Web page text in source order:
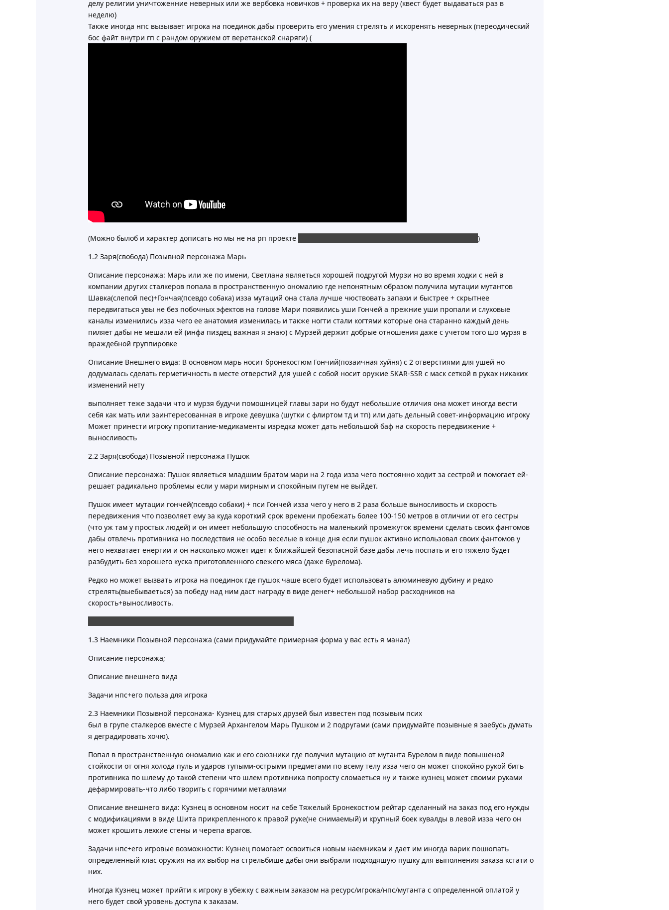
делу религии уничтоженние неверных или же вербовка новичков + проверка их на веру (квест будет выдаваться раз в
неделю)
Также иногда нпс вызывает игрока на поединок дабы проверить его умения стрелять и искоренять неверных (переодический
бос файт внутри гп с рандом оружием от веретанской снаряги) (
(Можно былоб и характер дописать но мы не на рп проекте
)
1.2 Заря(свобода) Позывной персонажа Марь
Описание персонажа: Марь или же по имени, Светлана являеться хорошей подругой Мурзи но во время ходки с ней в
компании других сталкеров попала в пространственную ономалию где непонятным образом получила мутации мутантов
Шавка(слепой пес)+Гончая(псевдо собака) изза мутаций она стала лучше чюствовать запахи и быстрее + скрытнее
передвигаться увы не без побочных эфектов на голове Мари появились уши Гончей а прежние уши пропали и слуховые
каналы изменились изза чего ее анатомия изменилась и также ногти стали когтями которые она старанно каждый день
пиляет дабы не мешали ей (инфа пиздец важная я знаю) с Мурзей держит добрые отношения даже с учетом того шо мурзя в
враждебной группировке
Описание Внешнего вида: В основном марь носит бронекостюм Гончий(позаичная хуйня) с 2 отверстиями для ушей но
додумалась сделать герметичность в месте отверстий для ушей с собой носит оружие SKAR-SSR с маск сеткой в руках никаких
изменений нету
выполняет теже задачи что и мурзя будучи помошницей главы зари но будут небольшие отличия она может иногда вести
себя как мать или заинтересованная в игроке девушка (шутки с флиртом тд и тп) или дать дельный совет-информацию игроку
Может принести игроку пропитание-медикаменты изредка может дать небольшой баф на скорость передвижение +
выносливость
2.2 Заря(свобода) Позывной персонажа Пушок
Описание персонажа: Пушок являеться младшим братом мари на 2 года изза чего постоянно ходит за сестрой и помогает ей-
решает радикально проблемы если у мари мирным и спокойным путем не выйдет.
Пушок имеет мутации гончей(псевдо собаки) + пси Гончей изза чего у него в 2 раза больше выносливость и скорость
передвижения что позволяет ему за куда короткий срок времени пробежать более 100-150 метров в отличии от его сестры
(что уж там у простых людей) и он имеет небольшую способность на маленький промежуток времени сделать своих фантомов
дабы отвлечь противника но последствия не особо веселые в конце дня если пушок активно использовал своих фантомов у
него нехватает енергии и он насколько может идет к ближайшей безопасной базе дабы лечь поспать и его тяжело будет
разбудить без хорошего куска приготовленного свежего мяса (даже бурелома).
Редко но может вызвать игрока на поединок где пушок чаше всего будет использовать алюминевую дубину и редко
стрелять(выебываеться) за победу над ним даст награду в виде денег+ небольшой набор расходников на
скорость+выносливость.
1.3 Наемники Позывной персонажа (сами придумайте примерная форма у вас есть я манал)
Описание персонажа;
Описание внешнего вида
Задачи нпс+его польза для игрока
2.3 Наемники Позывной персонажа- Кузнец для старых друзей был известен под позывым псих
был в групе сталкеров вместе с Мурзей Архангелом Марь Пушком и 2 подругами (сами придумайте позывные я заебусь думать
я деградировать хочю).
Попал в пространственную ономалию как и его союзники где получил мутацию от мутанта Бурелом в виде повышеной
стойкости от огня холода пуль и ударов тупыми-острыми предметами по всему телу изза чего он может спокойно рукой бить
противника по шлему до такой степени что шлем противника попросту сломаеться ну и также кузнец может своими руками
дефармировать-что либо творить с горячими металлами
Описание внешнего вида: Кузнец в основном носит на себе Тяжелый Бронекостюм рейтар сделанный на заказ под его нужды
с модификациями в виде Шита прикрепленного к правой руке(не снимаемый) и крупный боек кувалды в левой изза чего он
может крошить лехкие стены и черепа врагов.
Задачи нпс+его игровые возможности: Кузнец помогает освоиться новым наемникам и дает им иногда варик пошюпать
определенный клас оружия на их выбор на стрельбише дабы они выбрали подходяшую пушку для выполнения заказа кстати о
них.
Иногда Кузнец может прийти к игроку в убежку с важным заказом на ресурс/игрока/нпс/мутанта с определенной оплатой у
него будет свой уровень доступа к заказам.